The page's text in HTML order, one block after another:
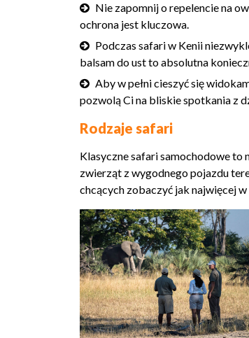
Nie zapomnij o repelencie na
ochrona jest kluczowa.
Podczas safari w Kenii
balsam do ust to absolutna
Aby w pełni cieszyć się
pozwolą Ci na bliskie spotkania z
Rodzaje safari
Klasyczne safari samochodowe
zwierząt z wygodnego pojazdu
chcących zobaczyć jak najwięcej